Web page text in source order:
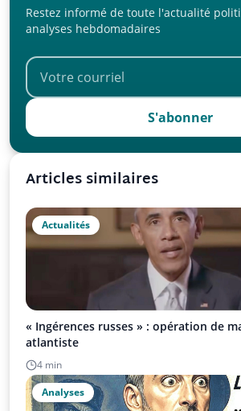
Restez informé de toute l'actualité
analyses hebdomadaires
S'abonner
Articles similaires
Actualités
« Ingérences russes » : opération de
atlantiste
4 min
Analyses